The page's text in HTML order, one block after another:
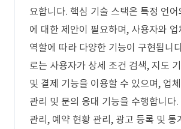
요합니다. 핵심 기술 스택은 특정 언
에 대한 제안이 필요하며, 사용자와 업
역할에 따라 다양한 기능이 구현됩니
로는 사용자가 상세 조건 검색, 지도
및 결제 기능을 이용할 수 있으며, 업
관리 및 문의 응대 기능을 수행합니다
관리, 예약 현황 관리, 광고 등록 및 통